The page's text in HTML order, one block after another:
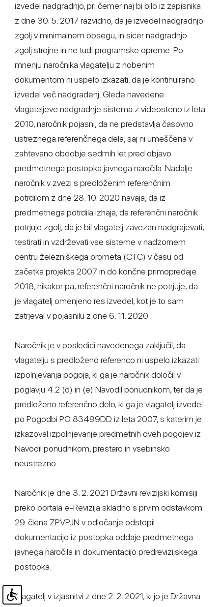
izvedel nadgradnjo, pri čemer naj bi bilo iz zapisnika
z dne 30. 5. 2017 razvidno, da je izvedel nadgradnjo
zgolj v minimalnem obsegu, in sicer nadgradnjo
zgolj strojne in ne tudi programske opreme. Po
mnenju naročnika vlagatelju z nobenim
dokumentom ni uspelo izkazati, da je kontinuirano
izvedel več nadgradenj. Glede navedene
vlagateljeve nadgradnje sistema z videosteno iz leta
2010, naročnik pojasni, da ne predstavlja časovno
ustreznega referenčnega dela, saj ni umeščena v
zahtevano obdobje sedmih let pred objavo
predmetnega postopka javnega naročila. Nadalje
naročnik v zvezi s predloženim referenčnim
potrdilom z dne 28. 10. 2020 navaja, da iz
predmetnega potrdila izhaja, da referenčni naročnik
potrjuje zgolj, da je bil vlagatelj zavezan nadgrajevati,
testirati in vzdrževati vse sisteme v nadzornem
centru železniškega prometa (CTC) v času od
začetka projekta 2007 in do končne primopredaje
2018, nikakor pa, referenčni naročnik ne potrjuje, da
je vlagatelj omenjeno res izvedel, kot je to sam
zatrjeval v pojasnilu z dne 6. 11. 2020.
Naročnik je v posledici navedenega zaključil, da
vlagatelju s predloženo referenco ni uspelo izkazati
izpolnjevanja pogoja, ki ga je naročnik določil v
poglavju 4.2 (d) in (e) Navodil ponudnikom, ter da je
predloženo referenčno delo, ki ga je vlagatelj izvedel
po Pogodbi PO 83499DD iz leta 2007, s katerim je
izkazoval izpolnjevanje predmetnih dveh pogojev iz
Navodil ponudnikom, prestaro in vsebinsko
neustrezno.
Naročnik je dne 3. 2. 2021 Državni revizijski komisiji
preko portala e-Revizija skladno s prvim odstavkom
29. člena ZPVPJN v odločanje odstopil
dokumentacijo iz postopka oddaje predmetnega
javnega naročila in dokumentacijo predrevizijskega
postopka.
Vlagatelj v izjasnitvi z dne 2. 2. 2021, ki jo je Državna